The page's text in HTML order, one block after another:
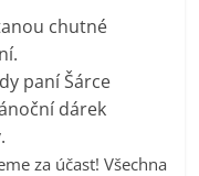
chutné
paní Šárce
dárek
za účast! Všechna